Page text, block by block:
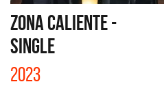
ZONA CALIENTE -
SINGLE
2023